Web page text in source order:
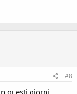
#8
questi giorni,